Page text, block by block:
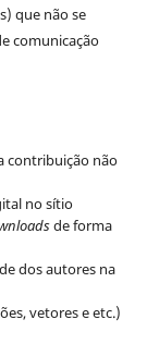
que não se
comunicação
contribuição não
no sítio
de forma
dos autores na
vetores e etc.)